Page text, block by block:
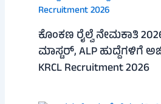
ಕೊಂಕಣ ರೈಲ್ವೆ ನೇಮಕಾತಿ
ಮಾಸ್ಟರ್, ALP ಹುದ್ದೆಗಳಿಗೆ
KRCL Recruitment 2026